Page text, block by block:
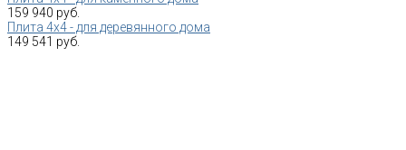
159 940 руб.
Плита 4х4 - для деревянного дома
149 541 руб.